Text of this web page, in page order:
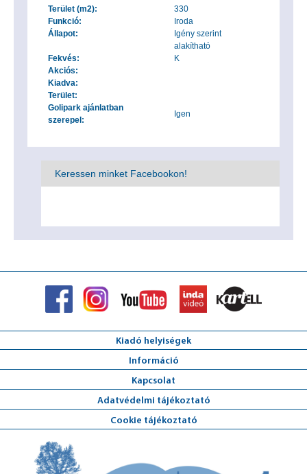
Terület (m2):
330
Funkció:
Iroda
Állapot:
Igény szerint
alakítható
Fekvés:
K
Akciós:
Kiadva:
Terület:
Golipark ajánlatban
szerepel:
Igen
Keressen minket Facebookon!
Kiadó helyiségek
Információ
Kapcsolat
Adatvédelmi tájékoztató
Cookie tájékoztató